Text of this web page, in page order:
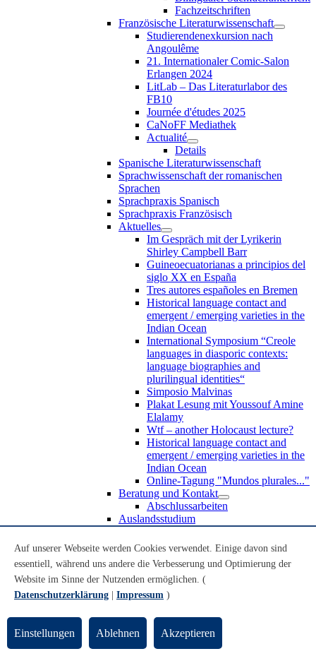
Fachzeitschriften
Französische Literaturwissenschaft
Studierendenexkursion nach
Angoulême
21. Internationaler Comic-Salon
Erlangen 2024
LitLab – Das Literaturlabor des
FB10
Journée d'études 2025
CaNoFF Mediathek
Actualité
Details
Spanische Literaturwissenschaft
Sprachwissenschaft der romanischen
Sprachen
Sprachpraxis Spanisch
Sprachpraxis Französisch
Aktuelles
Im Gespräch mit der Lyrikerin
Shirley Campbell Barr
Guineoecuatorianas a principios del
siglo XX en España
Tres autores españoles en Bremen
Historical language contact and
emergent / emerging varieties in the
Indian Ocean
International Symposium “Creole
languages in diasporic contexts:
language biographies and
plurilingual identities“
Simposio Malvinas
Plakat Lesung mit Youssouf Amine
Elalamy
Wtf – another Holocaust lecture?
Historical language contact and
emergent / emerging varieties in the
Indian Ocean
Online-Tagung "Mundos plurales..."
Beratung und Kontakt
Abschlussarbeiten
Auslandsstudium
WoC Lab
Spanische Black Diaspora
Promotionen
Habilitationen
Nachwuchsförderung
Forschungszentren
Studienkommission
TnL
Auf unserer Webseite werden Cookies verwendet. Einige davon sind
essentiell, während uns andere die Verbesserung und Optimierung der
Website im Sinne der Nutzenden ermöglichen. (
Datenschutzerklärung
Impressum )
Einstellungen Ablehnen Akzeptieren